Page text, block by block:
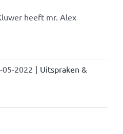
heeft mr. Alex
05-2022 | Uitspraken &